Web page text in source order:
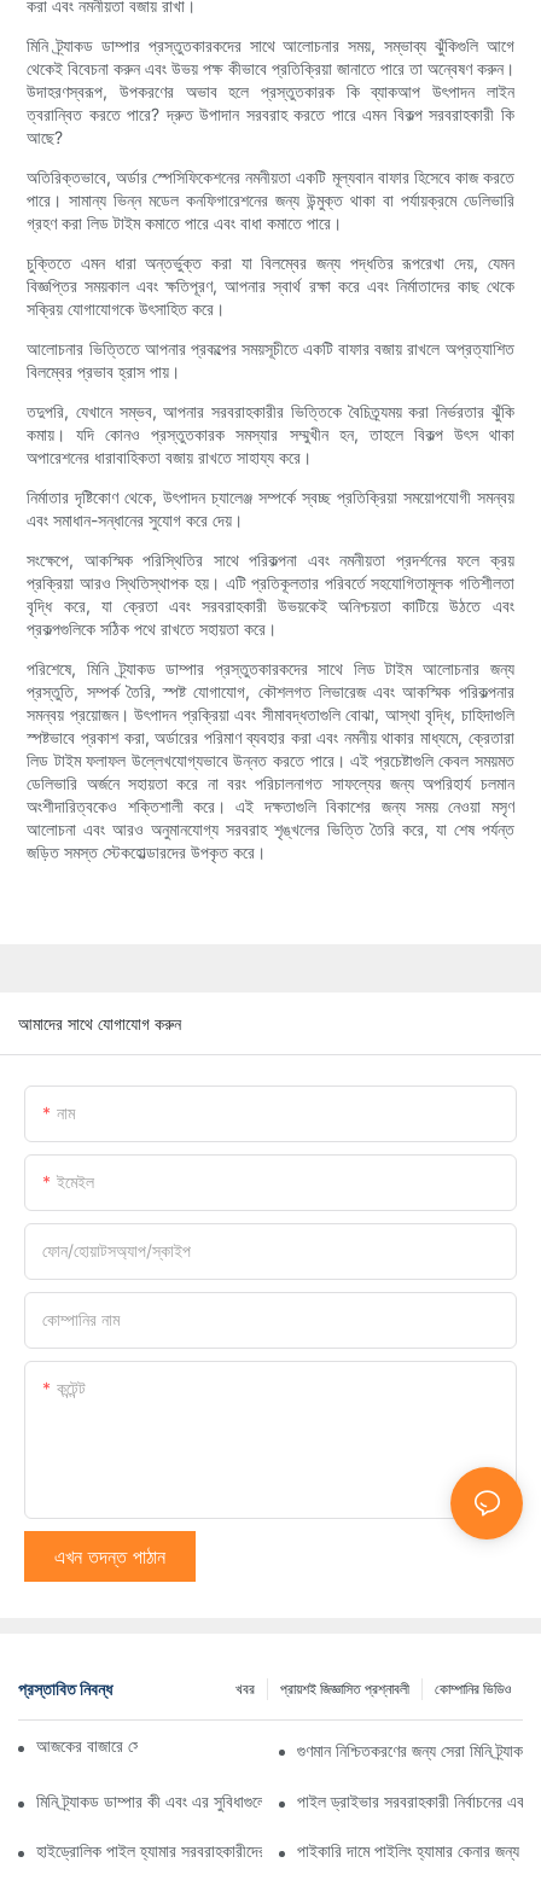
করা এবং নমনীয়তা বজায় রাখা।
মিনি ট্র্যাকড ডাম্পার প্রস্তুতকারকদের সাথে আলোচনার সময়, সম্ভাব্য ঝুঁকিগুলি আগে
থেকেই বিবেচনা করুন এবং উভয় পক্ষ কীভাবে প্রতিক্রিয়া জানাতে পারে তা অন্বেষণ করুন।
উদাহরণস্বরূপ, উপকরণের অভাব হলে প্রস্তুতকারক কি ব্যাকআপ উৎপাদন লাইন
ত্বরান্বিত করতে পারে? দ্রুত উপাদান সরবরাহ করতে পারে এমন বিকল্প সরবরাহকারী কি
আছে?
অতিরিক্তভাবে, অর্ডার স্পেসিফিকেশনের নমনীয়তা একটি মূল্যবান বাফার হিসেবে কাজ করতে
পারে। সামান্য ভিন্ন মডেল কনফিগারেশনের জন্য উন্মুক্ত থাকা বা পর্যায়ক্রমে ডেলিভারি
গ্রহণ করা লিড টাইম কমাতে পারে এবং বাধা কমাতে পারে।
চুক্তিতে এমন ধারা অন্তর্ভুক্ত করা যা বিলম্বের জন্য পদ্ধতির রূপরেখা দেয়, যেমন
বিজ্ঞপ্তির সময়কাল এবং ক্ষতিপূরণ, আপনার স্বার্থ রক্ষা করে এবং নির্মাতাদের কাছ থেকে
সক্রিয় যোগাযোগকে উৎসাহিত করে।
আলোচনার ভিত্তিতে আপনার প্রকল্পের সময়সূচীতে একটি বাফার বজায় রাখলে অপ্রত্যাশিত
বিলম্বের প্রভাব হ্রাস পায়।
তদুপরি, যেখানে সম্ভব, আপনার সরবরাহকারীর ভিত্তিকে বৈচিত্র্যময় করা নির্ভরতার ঝুঁকি
কমায়। যদি কোনও প্রস্তুতকারক সমস্যার সম্মুখীন হন, তাহলে বিকল্প উৎস থাকা
অপারেশনের ধারাবাহিকতা বজায় রাখতে সাহায্য করে।
নির্মাতার দৃষ্টিকোণ থেকে, উৎপাদন চ্যালেঞ্জ সম্পর্কে স্বচ্ছ প্রতিক্রিয়া সময়োপযোগী সমন্বয়
এবং সমাধান-সন্ধানের সুযোগ করে দেয়।
সংক্ষেপে, আকস্মিক পরিস্থিতির সাথে পরিকল্পনা এবং নমনীয়তা প্রদর্শনের ফলে ক্রয়
প্রক্রিয়া আরও স্থিতিস্থাপক হয়। এটি প্রতিকূলতার পরিবর্তে সহযোগিতামূলক গতিশীলতা
বৃদ্ধি করে, যা ক্রেতা এবং সরবরাহকারী উভয়কেই অনিশ্চয়তা কাটিয়ে উঠতে এবং
প্রকল্পগুলিকে সঠিক পথে রাখতে সহায়তা করে।
পরিশেষে, মিনি ট্র্যাকড ডাম্পার প্রস্তুতকারকদের সাথে লিড টাইম আলোচনার জন্য
প্রস্তুতি, সম্পর্ক তৈরি, স্পষ্ট যোগাযোগ, কৌশলগত লিভারেজ এবং আকস্মিক পরিকল্পনার
সমন্বয় প্রয়োজন। উৎপাদন প্রক্রিয়া এবং সীমাবদ্ধতাগুলি বোঝা, আস্থা বৃদ্ধি, চাহিদাগুলি
স্পষ্টভাবে প্রকাশ করা, অর্ডারের পরিমাণ ব্যবহার করা এবং নমনীয় থাকার মাধ্যমে, ক্রেতারা
লিড টাইম ফলাফল উল্লেখযোগ্যভাবে উন্নত করতে পারে। এই প্রচেষ্টাগুলি কেবল সময়মত
ডেলিভারি অর্জনে সহায়তা করে না বরং পরিচালনাগত সাফল্যের জন্য অপরিহার্য চলমান
অংশীদারিত্বকেও শক্তিশালী করে। এই দক্ষতাগুলি বিকাশের জন্য সময় নেওয়া মসৃণ
আলোচনা এবং আরও অনুমানযোগ্য সরবরাহ শৃঙ্খলের ভিত্তি তৈরি করে, যা শেষ পর্যন্ত
জড়িত সমস্ত স্টেকহোল্ডারদের উপকৃত করে।
আমাদের সাথে যোগাযোগ করুন
নাম
ইমেইল
ফোন/হোয়াটসঅ্যাপ/স্কাইপ
কোম্পানির নাম
কন্টেন্ট
এখন তদন্ত পাঠান
প্রস্তাবিত নিবন্ধ কোম্পানির ভিডিও
প্রায়শই জিজ্ঞাসিত প্রশ্নাবলী
খবর
আজকের বাজারে সেরা ট্র্যাকড ডাম্প ট্রাক গুণমান নিশ্চিতকরণের জন্য সেরা মিনি
মিনি ট্র্যাকড ডাম্পার কী এবং এর সুবিধাগুলো কী কী?পাইল ড্রাইভার সরবরাহকারী নির্বাচনের একটি
হাইড্রোলিক পাইল হ্যামার সরবরাহকারীদের বোঝার জন্য আপনার নির্দেশিকা
পাইকারি দামে পাইলিং হ্যামার কেনার জন্য